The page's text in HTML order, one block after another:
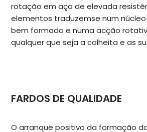
rotação em aço de elevada
elementos traduzemse num
bem formado e numa acção
qualquer que seja a colheita e as
FARDOS DE QUALIDADE
O arranque positivo da formação